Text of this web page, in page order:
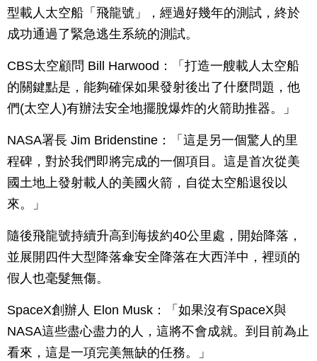
型載人太空船「飛龍號」，經過好幾年的測試，終於
成功通過了緊急逃生系統的測試。
CBS太空顧問 Bill Harwood：「打造一艘載人太空船
的關鍵點是，能夠確保如果發射後出了什麼問題，他
們(太空人)有辦法安全地擺脫爆炸的火箭助推器。」
NASA署長 Jim Bridenstine：「這是另一個驚人的里
程碑，對於我們即將完成的一個項目。這是首次從美
國土地上發射載人的美國火箭，自從太空船退役以
來。」
隨後飛龍號持續升高到海拔約40公里處，開始降落，
並展開四件大型降落傘安全降落在大西洋中，裡頭的
假人也毫髮無傷。
SpaceX創辦人 Elon Musk：「如果沒有SpaceX與
NASA這些盡心盡力的人，這將不會成就。到目前為止
看來，這是一項完美無缺的任務。」